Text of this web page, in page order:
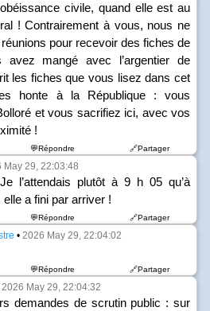
civile, quand elle est au
! Contrairement à vous, nous ne
pour recevoir des fiches de
mangé avec l’argentier de
les fiches que vous lisez dans cet
honte à la République : vous
et vous sacrifiez ici, avec vos
!
💬Répondre 🔗Partager
May 29, 22:03:48
l’attendais plutôt à 9 h 05 qu’à
a fini par arriver !
💬Répondre 🔗Partager
• 2026 May 29, 22:04:02
💬Répondre 🔗Partager
2026 May 29, 22:04:32
demandes de scrutin public : sur